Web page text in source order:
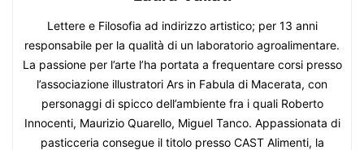
Lettere e Filosofia ad indirizzo artistico; per 13 anni
responsabile per la qualità di un laboratorio agroalimentare.
La passione per l’arte l’ha portata a frequentare corsi presso
l’associazione illustratori Ars in Fabula di Macerata, con
personaggi di spicco dell’ambiente fra i quali Roberto
Innocenti, Maurizio Quarello, Miguel Tanco. Appassionata di
pasticceria consegue il titolo presso CAST Alimenti, la